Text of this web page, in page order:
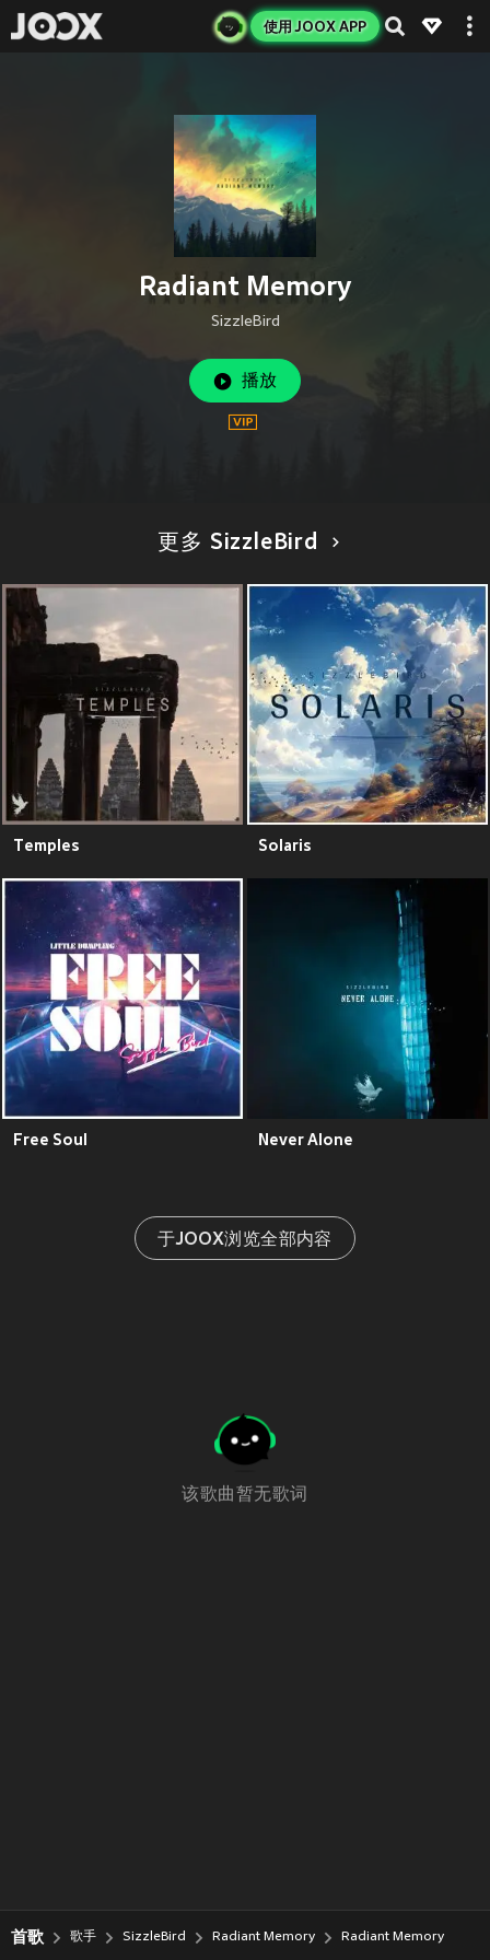
使用 JOOX APP
Radiant Memory
SizzleBird
播放
更多 SizzleBird
Temples Solaris
Free Soul Never Alone
于JOOX浏览全部内容
该歌曲暂无歌词
首歌 歌手 SizzleBird Radiant Memory Radiant Memory